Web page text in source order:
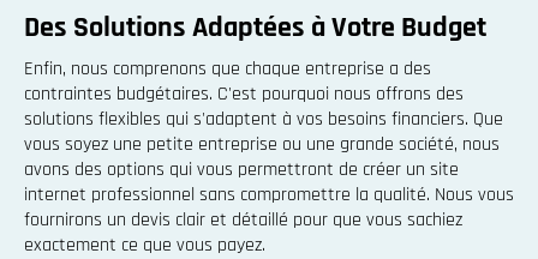
Des Solutions Adaptées à Votre Budget
Enfin, nous comprenons que chaque entreprise a des
contraintes budgétaires. C'est pourquoi nous offrons des
solutions flexibles qui s'adaptent à vos besoins financiers. Que
vous soyez une petite entreprise ou une grande société, nous
avons des options qui vous permettront de créer un site
internet professionnel sans compromettre la qualité. Nous vous
fournirons un devis clair et détaillé pour que vous sachiez
exactement ce que vous payez.